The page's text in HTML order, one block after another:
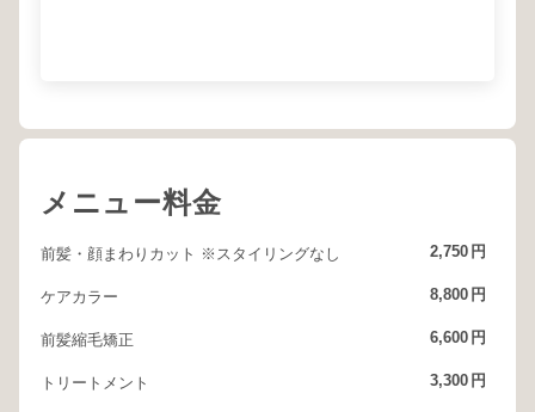
メニュー料金
前髪・顔まわりカット ※スタイリングなし 2,750 円
ケアカラー 8,800 円
前髪縮毛矯正 6,600 円
トリートメント 3,300 円